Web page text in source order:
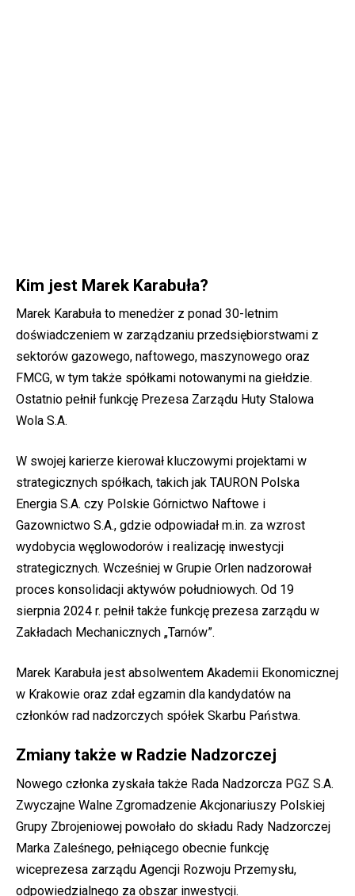
Kim jest Marek Karabuła?
Marek Karabuła to menedżer z ponad 30-letnim
doświadczeniem w zarządzaniu przedsiębiorstwami z
sektorów gazowego, naftowego, maszynowego oraz
FMCG, w tym także spółkami notowanymi na giełdzie.
Ostatnio pełnił funkcję Prezesa Zarządu Huty Stalowa
Wola S.A.
W swojej karierze kierował kluczowymi projektami w
strategicznych spółkach, takich jak TAURON Polska
Energia S.A. czy Polskie Górnictwo Naftowe i
Gazownictwo S.A., gdzie odpowiadał m.in. za wzrost
wydobycia węglowodorów i realizację inwestycji
strategicznych. Wcześniej w Grupie Orlen nadzorował
proces konsolidacji aktywów południowych. Od 19
sierpnia 2024 r. pełnił także funkcję prezesa zarządu w
Zakładach Mechanicznych „Tarnów”.
Marek Karabuła jest absolwentem Akademii Ekonomicznej
w Krakowie oraz zdał egzamin dla kandydatów na
członków rad nadzorczych spółek Skarbu Państwa.
Zmiany także w Radzie Nadzorczej
Nowego członka zyskała także Rada Nadzorcza PGZ S.A.
Zwyczajne Walne Zgromadzenie Akcjonariuszy Polskiej
Grupy Zbrojeniowej powołało do składu Rady Nadzorczej
Marka Zaleśnego, pełniącego obecnie funkcję
wiceprezesa zarządu Agencji Rozwoju Przemysłu,
odpowiedzialnego za obszar inwestycji.